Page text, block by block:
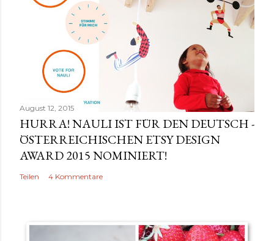
r
ö
f
f
e
August 12, 2015
HURRA! NAULI IST FÜR DEN DEUTSCH -
ÖSTERREICHISCHEN ETSY DESIGN
AWARD 2015 NOMINIERT!
Teilen 4 Kommentare